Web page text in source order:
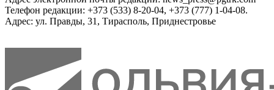
Телефон редакции: +373 (533) 8-20-04, +373 (777) 1-04-08.
Адрес: ул. Правды, 31, Тирасполь, Приднестровье